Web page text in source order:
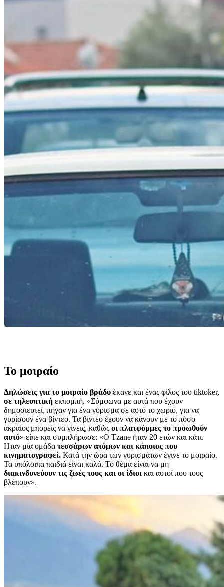
Το μοιραίο
Δηλώσεις για το μοιραίο βράδυ έκανε και ένας φίλος του tiktoker,
σε τηλεοπτική εκπομπή. «Σύμφωνα με αυτά που έχουν
δημοσιευτεί, πήγαν για ένα γύρισμα σε αυτό το χωριό, για να
γυρίσουν ένα βίντεο. Τα βίντεο έχουν να κάνουν με το πόσο
ακραίος μπορείς να γίνεις, καθώς οι πλατφόρμες το προωθούν
αυτό» είπε και συμπλήρωσε: «Ο Tzane ήταν 20 ετών και κάτι.
Ηταν μία ομάδα τεσσάρων ατόμων και κάποιος που
κινηματογραφεί. Κατά την ώρα των γυρισμάτων έγινε το μοιραίο.
Τα υπόλοιπα παιδιά είναι καλά. Το θέμα είναι να μη
διακινδυνεύουν τις ζωές τους και οι ίδιοι και αυτοί που τους
βλέπουν».